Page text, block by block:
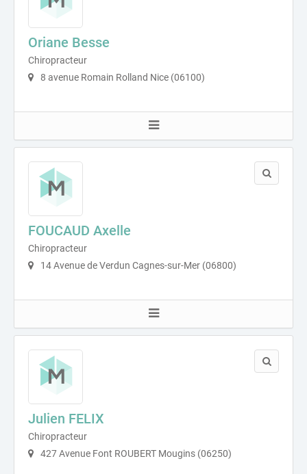
Oriane Besse
Chiropracteur
8 avenue Romain Rolland Nice (06100)
FOUCAUD Axelle
Chiropracteur
14 Avenue de Verdun Cagnes-sur-Mer (06800)
Julien FELIX
Chiropracteur
427 Avenue Font ROUBERT Mougins (06250)